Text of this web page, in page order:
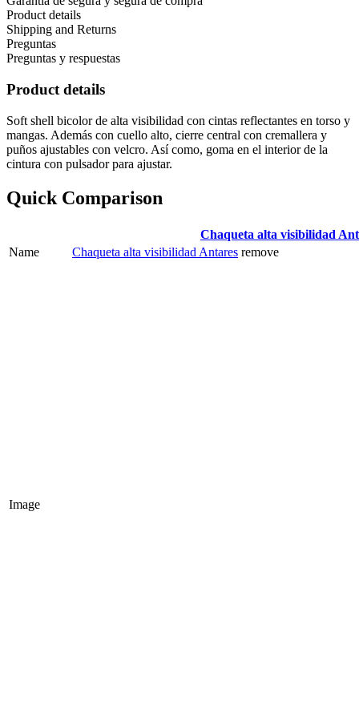
Product details
Shipping and Returns
Preguntas
Preguntas y respuestas
Product details
Soft shell bicolor de alta visibilidad con cintas reflectantes en torso y
mangas. Además con cuello alto, cierre central con cremallera y
puños ajustables con velcro. Así como, goma en el interior de la
cintura con pulsador para ajustar.
Quick Comparison
Chaqueta alta visibilidad
Name
Chaqueta alta visibilidad Antares remove
Image